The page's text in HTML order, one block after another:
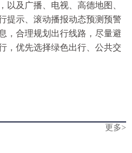
以及广播、电视、高德地图、
提示、滚动播报动态预测预警
，合理规划出行线路，尽量避
，优先选择绿色出行、公共交
更多>